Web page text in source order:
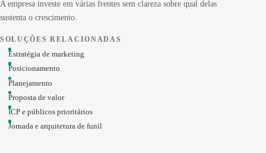
A empresa investe em várias frentes sem clareza sobre qual delas
sustenta o crescimento.
SOLUÇÕES RELACIONADAS
Estratégia de marketing
Posicionamento
Planejamento
Proposta de valor
ICP e públicos prioritários
Jornada e arquitetura de funil